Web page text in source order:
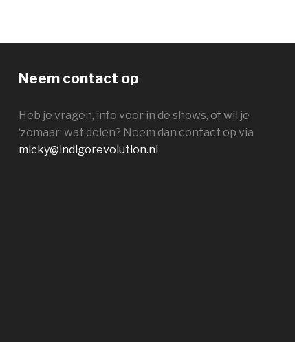
Neem contact op
Heb je vragen, info voor in de shows, of wil je
‘zomaar’ wat delen? Neem dan contact op via
micky@indigorevolution.nl